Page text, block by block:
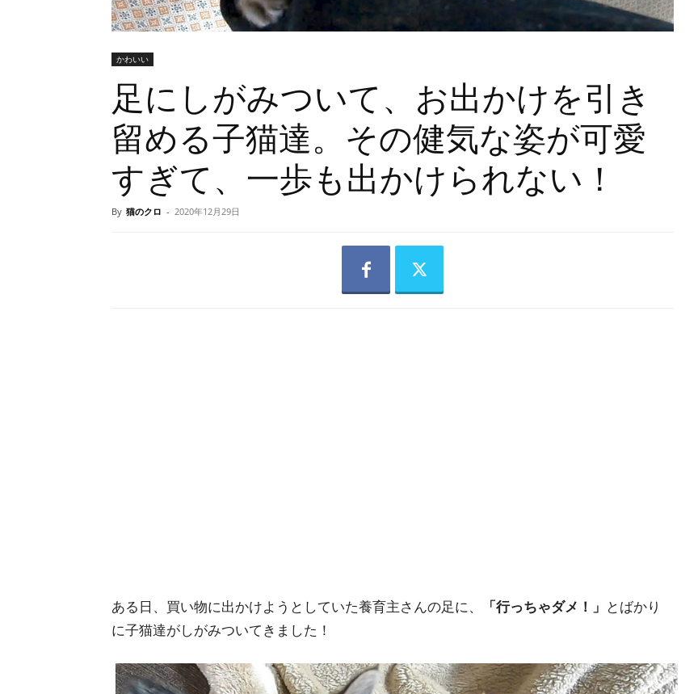
かわいい
足にしがみついて、お出かけを引き
留める子猫達。その健気な姿が可愛
すぎて、一歩も出かけられない！
By 猫のクロ - 2020年12月29日
ある日、買い物に出かけようとしていた養育主さんの足に、 「行っちゃダメ！」 とばかり
に子猫達がしがみついてきました！